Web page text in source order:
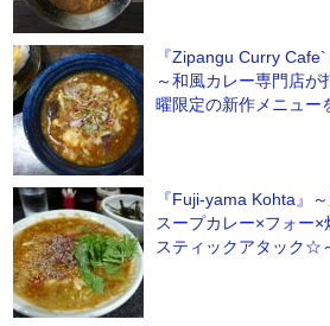
『Zipangu Curry
～和風カレー専門店が
曜限定の新作メニュー
『Fuji-yama Kohta』
スープカレー×フォー
スティックアタック☆